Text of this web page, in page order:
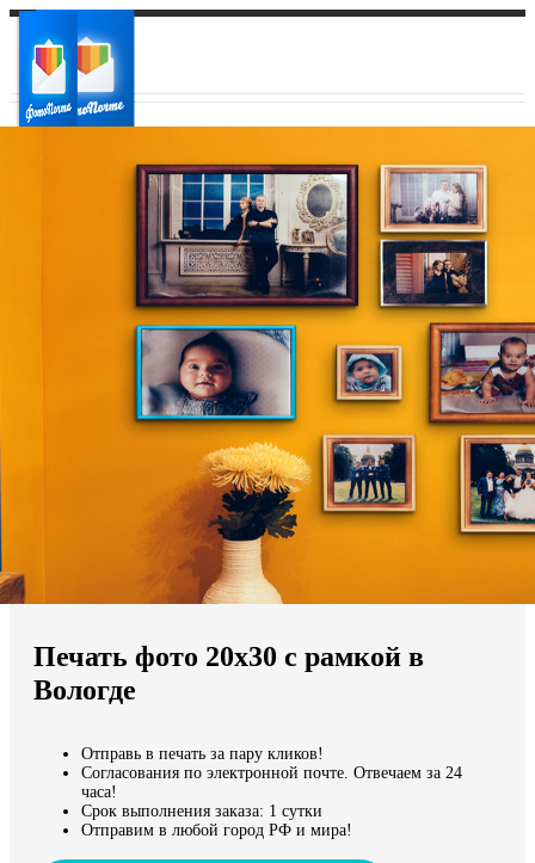
Ваш регион доставки
Выберите из списка:
Мы доставляем по всему миру
Продолжить без города
Печать фото 20х30 с рамкой в
Вологде
Отправь в печать за пару кликов!
Согласования по электронной почте. Отвечаем за 24
часа!
Срок выполнения заказа: 1 сутки
Отправим в любой город РФ и мира!